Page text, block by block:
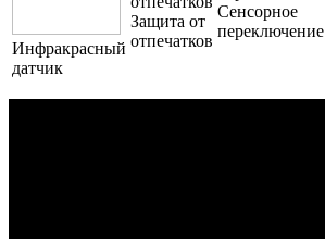
Инфракрасный
датчик
Защита от
отпечатков
Сенсорное
переключение